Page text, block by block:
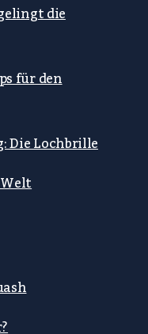
die
für den
Die Lochbrille